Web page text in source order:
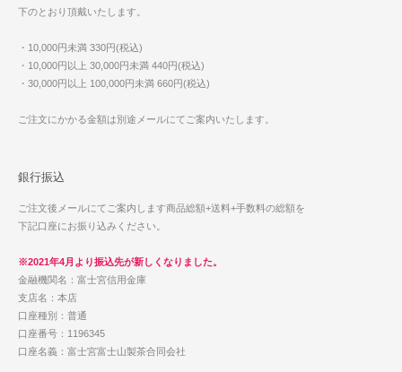
下のとおり頂戴いたします。
・10,000円未満 330円(税込)
・10,000円以上 30,000円未満 440円(税込)
・30,000円以上 100,000円未満 660円(税込)
ご注文にかかる金額は別途メールにてご案内いたします。
銀行振込
ご注文後メールにてご案内します商品総額+送料+手数料の総額を
下記口座にお振り込みください。
※2021年4月より振込先が新しくなりました。
金融機関名：富士宮信用金庫
支店名：本店
口座種別：普通
口座番号：1196345
口座名義：富士宮富士山製茶合同会社